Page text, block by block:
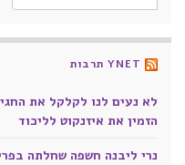
YNET תרבות
לא נעים לנו לקלקל את
הזמין את איזנקוט לליכוד
נרי ליבנה חשפה שחלתה